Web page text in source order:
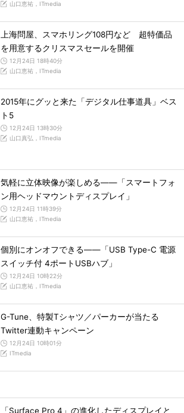
山口恵祐，ITmedia
上海問屋、スマホリング108円など 超特価品
を用意するクリスマスセールを開催
12月24日 18時40分
山口恵祐，ITmedia
2015年にグッと来た「デジタル仕事道具」ベス
ト5
12月24日 13時30分
山口真弘，ITmedia
気軽に立体映像が楽しめる――「スマートフォ
ン用ヘッドマウントディスプレイ」
12月24日 11時39分
山口恵祐，ITmedia
個別にオンオフできる――「USB Type-C 電源
スイッチ付 4ポートUSBハブ」
12月24日 10時22分
山口恵祐，ITmedia
G-Tune、特製Tシャツ／パーカーが当たる
Twitter連動キャンペーン
12月24日 10時01分
ITmedia
「Surface Pro 4」の進化したディスプレイと